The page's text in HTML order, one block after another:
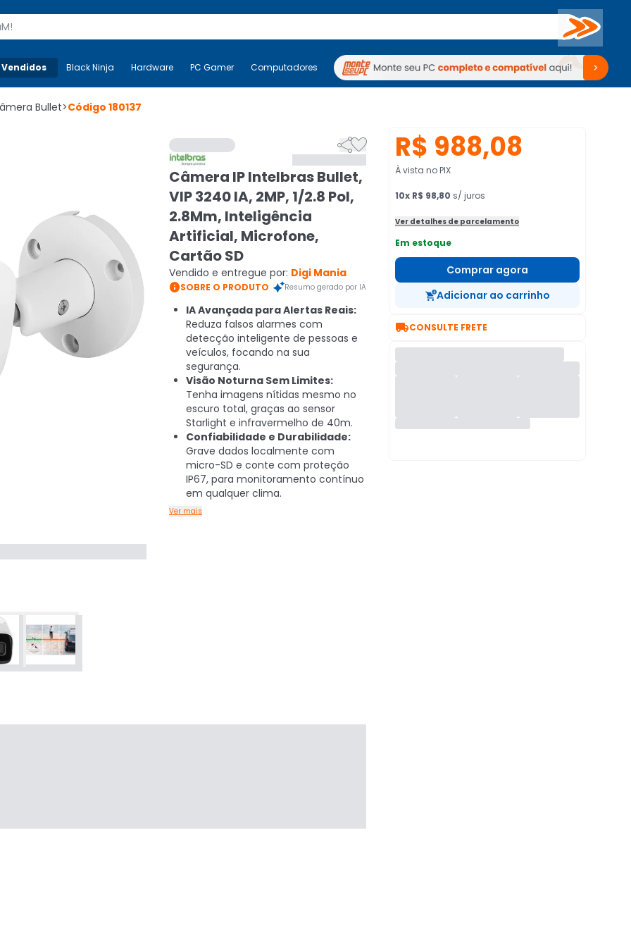
Buscar
Mais-v- Black Ninja Hardware PC Gamer Computadores Periféricos TV Venda no KaBuM!
Black Ninja Hardware PC Gamer Computadores Periféricos TV Venda no KaBuM!
Bullet>Código 180137

Câmera IP Intelbras Bullet,
VIP 3240 IA, 2MP, 1/2.8 Pol,
2.8Mm, Inteligência
Artificial, Microfone,
Cartão SD
Vendido e entregue por: Digi Mania
SOBRE O PRODUTO Resumo gerado por IA
IA Avançada para Alertas Reais:
Reduza falsos alarmes com
detecção inteligente de pessoas e
veículos, focando na sua
segurança.
Visão Noturna Sem Limites:
Tenha imagens nítidas mesmo no
escuro total, graças ao sensor
Starlight e infravermelho de 40m.
Confiabilidade e Durabilidade:
Grave dados localmente com
micro-SD e conte com proteção
IP67, para monitoramento contínuo
em qualquer clima.
Ver mais
R$ 988,08
À vista no PIX
10x R$ 98,80 s/ juros
Ver detalhes de parcelamento
Em estoque
Comprar agora
Adicionar ao carrinho
CONSULTE FRETE